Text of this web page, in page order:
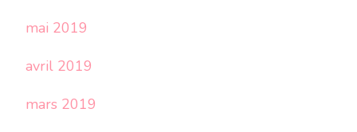
mai 2019
avril 2019
mars 2019